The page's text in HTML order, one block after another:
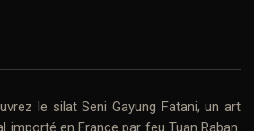
le silat Seni Gayung Fatani, un art
importé en France par feu Tuan Raban.